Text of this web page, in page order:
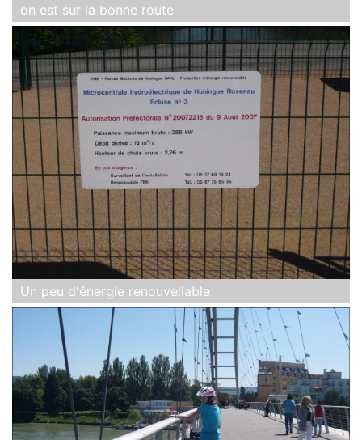
on est sur la bonne route
Un peu d'énergie renouvellable